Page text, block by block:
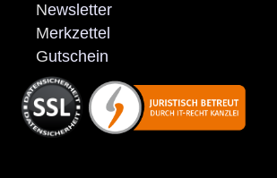
Newsletter
Merkzettel
Gutschein